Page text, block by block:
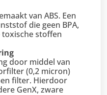
van ABS. Een
die geen BPA,
stoffen
door middel van
(0,2 micron)
filter. Hierdoor
GenX, zware